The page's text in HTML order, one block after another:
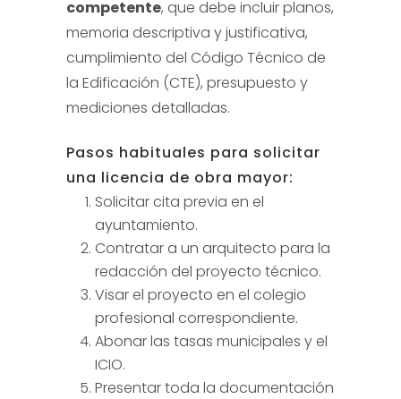
competente, que debe incluir planos,
memoria descriptiva y justificativa,
cumplimiento del Código Técnico de
la Edificación (CTE), presupuesto y
mediciones detalladas.
Pasos habituales para solicitar
una licencia de obra mayor:
Solicitar cita previa en el
ayuntamiento.
Contratar a un arquitecto para la
redacción del proyecto técnico.
Visar el proyecto en el colegio
profesional correspondiente.
Abonar las tasas municipales y el
ICIO.
Presentar toda la documentación